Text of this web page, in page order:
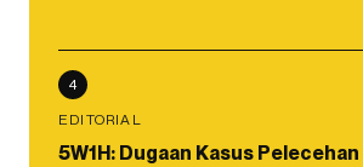
4
EDITORIAL
5W1H: Dugaan Kasus Pelecehan